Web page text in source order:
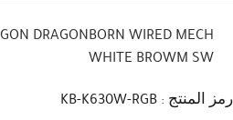
DRAGONBORN WIRED MECH
WHITE BROWM SW
رمز المنتج : KB-K630W-RGB